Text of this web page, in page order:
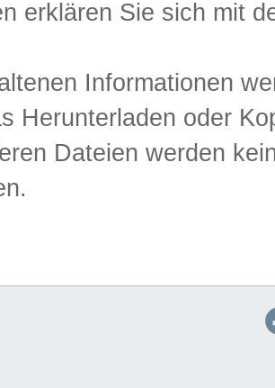
erklären Sie sich mit
Informationen
Herunterladen oder
Dateien werden